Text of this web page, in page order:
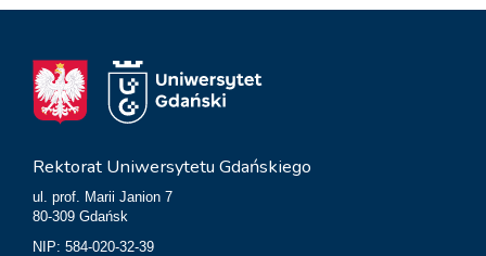
Rektorat Uniwersytetu Gdańskiego
ul. prof. Marii Janion 7
80-309 Gdańsk
NIP: 584-020-32-39